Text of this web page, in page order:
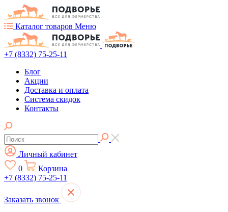
Каталог товаров Меню
+7 (8332) 75-25-11
Блог
Акции
Доставка и оплата
Система скидок
Контакты
Личный кабинет
0
Корзина
+7 (8332) 75-25-11
Заказать звонок